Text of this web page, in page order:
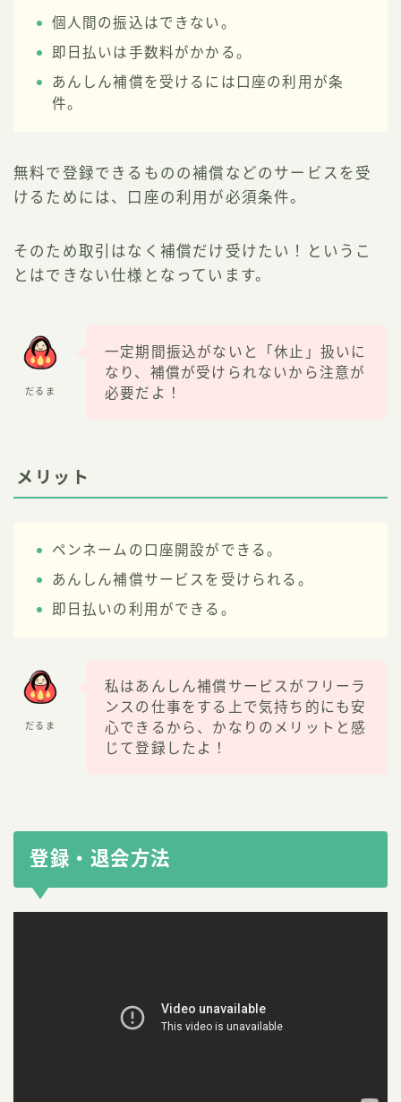
個人間の振込はできない。
即日払いは手数料がかかる。
あんしん補償を受けるには口座の利用が条
件。
無料で登録できるものの補償などのサービスを受
けるためには、口座の利用が必須条件。
そのため取引はなく補償だけ受けたい！というこ
とはできない仕様となっています。
だるま
一定期間振込がないと「休止」扱いに
なり、補償が受けられないから注意が
必要だよ！
メリット
ペンネームの口座開設ができる。
あんしん補償サービスを受けられる。
即日払いの利用ができる。
だるま
私はあんしん補償サービスがフリーラ
ンスの仕事をする上で気持ち的にも安
心できるから、かなりのメリットと感
じて登録したよ！
登録・退会方法